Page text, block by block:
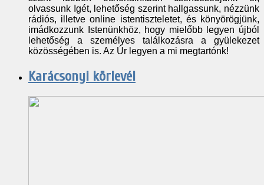
olvassunk Igét, lehetőség szerint hallgassunk, nézzünk
rádiós, illetve online istentiszteletet, és könyörögjünk,
imádkozzunk Istenünkhöz, hogy mielőbb legyen újból
lehetőség a személyes találkozásra a gyülekezet
közösségében is. Az Úr legyen a mi megtartónk!
Karácsonyi körlevél